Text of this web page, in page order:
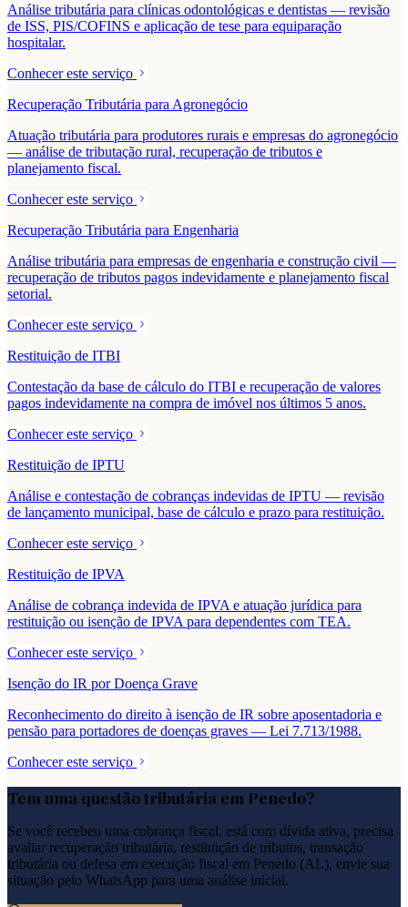
Análise tributária para clínicas odontológicas e dentistas — revisão
de ISS, PIS/COFINS e aplicação de tese para equiparação
hospitalar.
Conhecer este serviço
Recuperação Tributária para Agronegócio
Atuação tributária para produtores rurais e empresas do agronegócio
— análise de tributação rural, recuperação de tributos e
planejamento fiscal.
Conhecer este serviço
Recuperação Tributária para Engenharia
Análise tributária para empresas de engenharia e construção civil —
recuperação de tributos pagos indevidamente e planejamento fiscal
setorial.
Conhecer este serviço
Restituição de ITBI
Contestação da base de cálculo do ITBI e recuperação de valores
pagos indevidamente na compra de imóvel nos últimos 5 anos.
Conhecer este serviço
Restituição de IPTU
Análise e contestação de cobranças indevidas de IPTU — revisão
de lançamento municipal, base de cálculo e prazo para restituição.
Conhecer este serviço
Restituição de IPVA
Análise de cobrança indevida de IPVA e atuação jurídica para
restituição ou isenção de IPVA para dependentes com TEA.
Conhecer este serviço
Isenção do IR por Doença Grave
Reconhecimento do direito à isenção de IR sobre aposentadoria e
pensão para portadores de doenças graves — Lei 7.713/1988.
Conhecer este serviço
Tem uma questão tributária em Penedo?
Se você recebeu uma cobrança fiscal, está com dívida ativa, precisa
avaliar recuperação tributária, restituição de tributos, transação
tributária ou defesa em execução fiscal em Penedo (AL), envie sua
situação pelo WhatsApp para uma análise inicial.